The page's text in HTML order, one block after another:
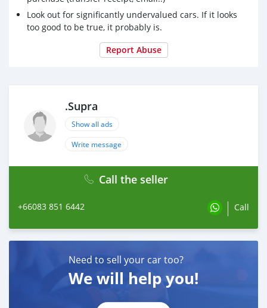
#รถมือสอง
Look out for significantly undervalued cars. If it looks
too good to be true, it probably is.
Report Abuse
.Supra
Show all ads
Write message
Call the seller
+66083 851 6442 Call
Need to sell your car too?
We will help you!